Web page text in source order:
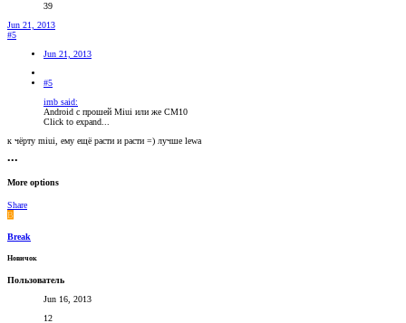
39
Jun 21, 2013
#5
Jun 21, 2013
#5
imb said:
Android с прошей Miui или же CM10
Click to expand...
к чёрту miui, ему ещё расти и расти =) лучше lewa
•••
More options
Share
B
Break
Новичок
Пользователь
Jun 16, 2013
12